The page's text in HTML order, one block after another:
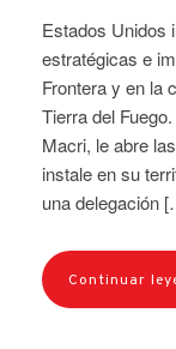
Estados Unidos
estratégicas e
Frontera y en la
Tierra del
Macri, le abre
instale en su
una delegación
Continuar